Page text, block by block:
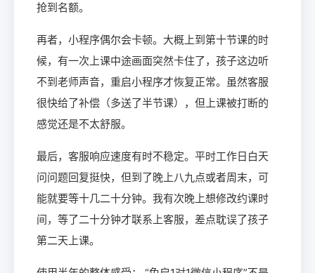
抢到名额。
再者，小程序偶尔会卡顿。大概上到第十节课的时
候，有一次上课中途画面突然卡住了，孩子这边听
不到老师声音，重启小程序才恢复正常。虽然客服
很快给了补偿（多送了半节课），但上课被打断的
感觉还是不太舒服。
最后，客服响应速度有时不稳定。平时工作日白天
问问题回复挺快，但到了晚上八九点或者周末，可
能就要等十几二十分钟。我有次晚上想修改约课时
间，等了二十分钟才联系上客服，差点耽误了孩子
第二天上课。